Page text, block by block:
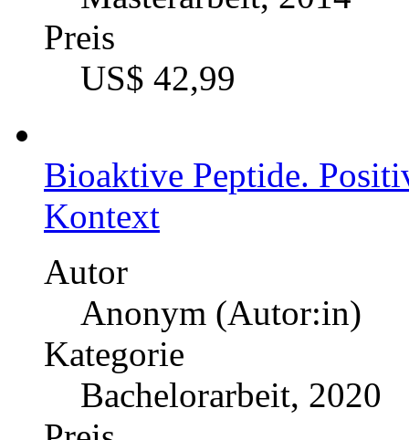
im Takt der "inneren
Autor
Paul Heine (Autor:in)
Kategorie
Bachelorarbeit, 2020
Preis
US$ 21,99